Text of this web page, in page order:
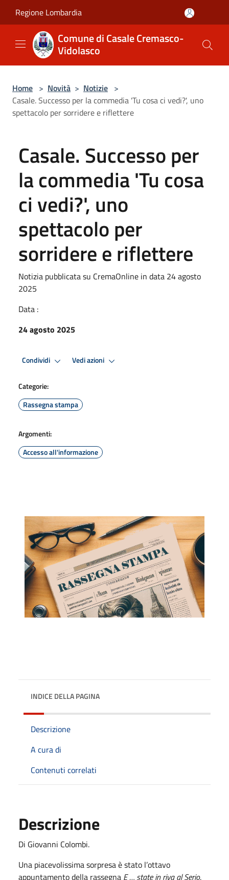
Regione Lombardia
Comune di Casale Cremasco-
Vidolasco
Home > Novità > Notizie >
Casale. Successo per la commedia 'Tu cosa ci vedi?', uno
spettacolo per sorridere e riflettere
Casale. Successo per
la commedia 'Tu cosa
ci vedi?', uno
spettacolo per
sorridere e riflettere
Notizia pubblicata su CremaOnline in data 24 agosto
2025
Data :
24 agosto 2025
Condividi Vedi azioni
Categorie:
Rassegna stampa
Argomenti:
Accesso all'informazione
INDICE DELLA PAGINA
Descrizione
A cura di
Contenuti correlati
Descrizione
Di Giovanni Colombi.
Una piacevolissima sorpresa è stato l’ottavo
appuntamento della rassegna E … state in riva al Serio,